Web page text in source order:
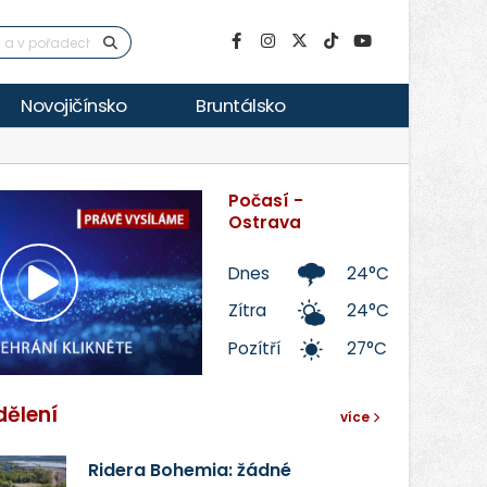
Novojičínsko Bruntálsko
Přehrát
video
Počasí -
Ostrava
Dnes
24°C
Zítra
24°C
Pozítří
27°C
více
Ridera Bohemia: žádné